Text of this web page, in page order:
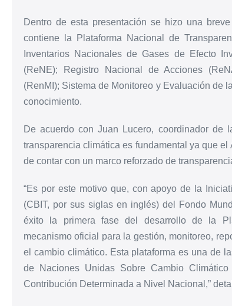
Dentro de esta presentación se hizo una
contiene la Plataforma Nacional de
Inventarios Nacionales de Gases de Efecto
(ReNE); Registro Nacional de Acciones
(RenMI); Sistema de Monitoreo y Evaluación de
conocimiento.
De acuerdo con Juan Lucero, coordinador de
transparencia climática es fundamental ya que
de contar con un marco reforzado de
“Es por este motivo que, con apoyo de la
(CBIT, por sus siglas en inglés) del Fondo
éxito la primera fase del desarrollo de la
mecanismo oficial para la gestión, monitoreo,
el cambio climático. Esta plataforma es una de
de Naciones Unidas Sobre Cambio
Contribución Determinada a Nivel Nacional,”